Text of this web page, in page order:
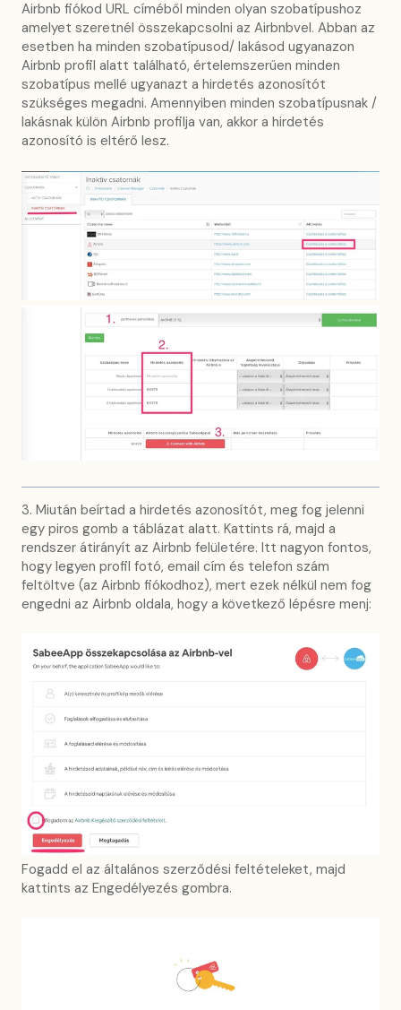
Airbnb fiókod URL címéből minden olyan szobatípushoz
amelyet szeretnél összekapcsolni az Airbnbvel. Abban az
esetben ha minden szobatípusod/ lakásod ugyanazon
Airbnb profil alatt található, értelemszerűen minden
szobatípus mellé ugyanazt a hirdetés azonosítót
szükséges megadni. Amennyiben minden szobatípusnak /
lakásnak külön Airbnb profilja van, akkor a hirdetés
azonosító is eltérő lesz.
3. Miután beírtad a hirdetés azonosítót, meg fog jelenni
egy piros gomb a táblázat alatt. Kattints rá, majd a
rendszer átirányít az Airbnb felületére. Itt nagyon fontos,
hogy legyen profil fotó, email cím és telefon szám
feltöltve (az Airbnb fiókodhoz), mert ezek nélkül nem fog
engedni az Airbnb oldala, hogy a következő lépésre menj:
Fogadd el az általános szerződési feltételeket, majd
kattints az Engedélyezés gombra.